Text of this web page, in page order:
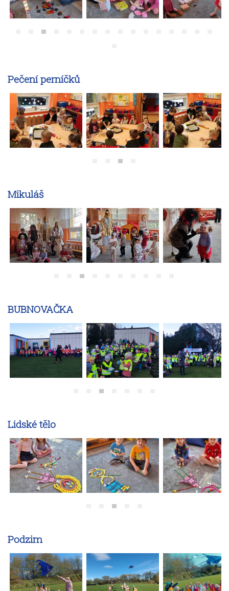
Pečení perníčků
Mikuláš
BUBNOVAČKA
Lidské tělo
Podzim